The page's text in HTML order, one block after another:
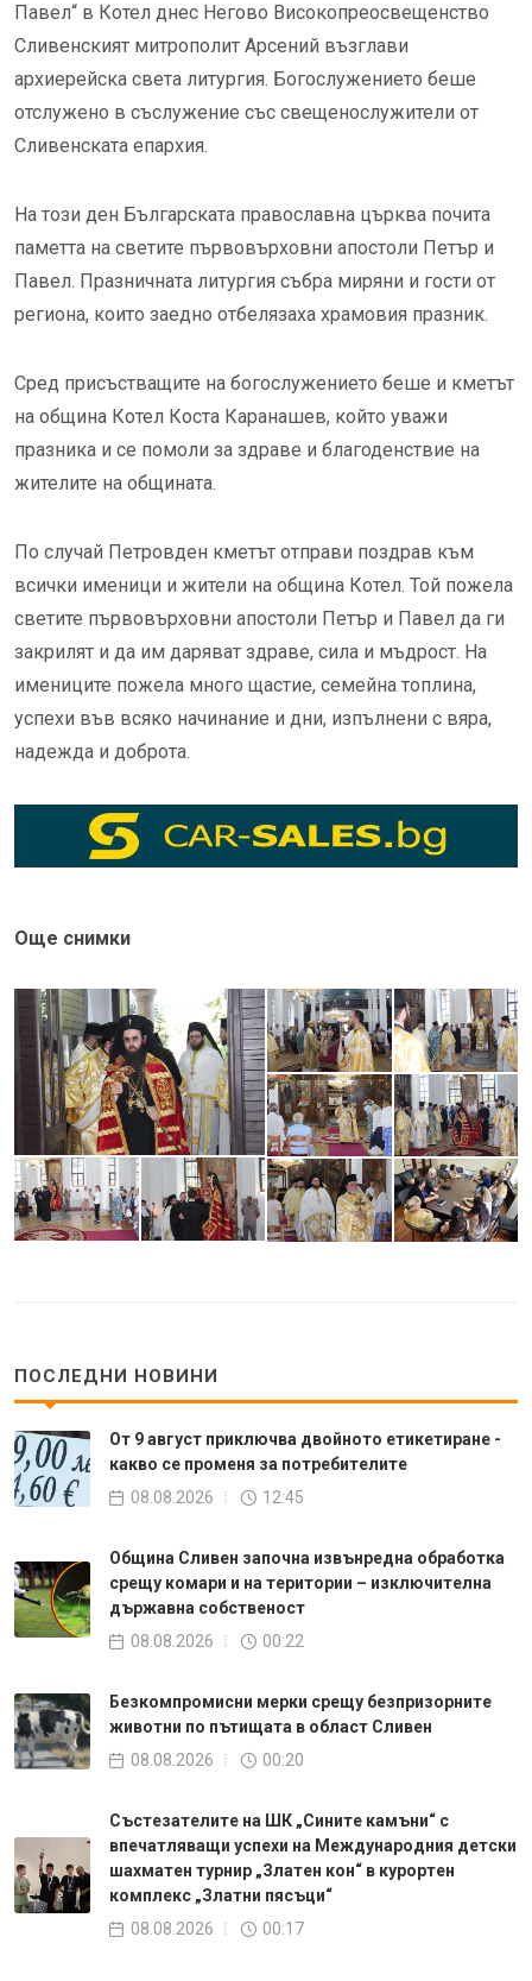
Павел“ в Котел днес Негово Високопреосвещенство
Сливенският митрополит Арсений възглави
архиерейска света литургия. Богослужението беше
отслужено в съслужение със свещенослужители от
Сливенската епархия.
На този ден Българската православна църква почита
паметта на светите първовърховни апостоли Петър и
Павел. Празничната литургия събра миряни и гости от
региона, които заедно отбелязаха храмовия празник.
Сред присъстващите на богослужението беше и кметът
на община Котел Коста Каранашев, който уважи
празника и се помоли за здраве и благоденствие на
жителите на общината.
По случай Петровден кметът отправи поздрав към
всички именици и жители на община Котел. Той пожела
светите първовърховни апостоли Петър и Павел да ги
закрилят и да им даряват здраве, сила и мъдрост. На
имениците пожела много щастие, семейна топлина,
успехи във всяко начинание и дни, изпълнени с вяра,
надежда и доброта.
Още снимки
ПОСЛЕДНИ НОВИНИ
От 9 август приключва двойното етикетиране -
какво се променя за потребителите
08.08.2026
12:45
Община Сливен започна извънредна обработка
срещу комари и на територии – изключителна
държавна собственост
08.08.2026
00:22
Безкомпромисни мерки срещу безпризорните
животни по пътищата в област Сливен
08.08.2026
00:20
Състезателите на ШК „Сините камъни“ с
впечатляващи успехи на Международния детски
шахматен турнир „Златен кон“ в курортен
комплекс „Златни пясъци“
08.08.2026
00:17